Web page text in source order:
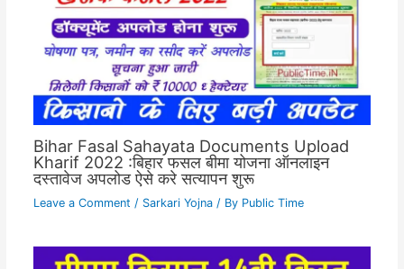
Bihar Fasal Sahayata Documents Upload
Kharif 2022 :बिहार फसल बीमा योजना ऑनलाइन
दस्तावेज अपलोड ऐसे करे सत्यापन शुरू
Leave a Comment / Sarkari Yojna/ By Public Time